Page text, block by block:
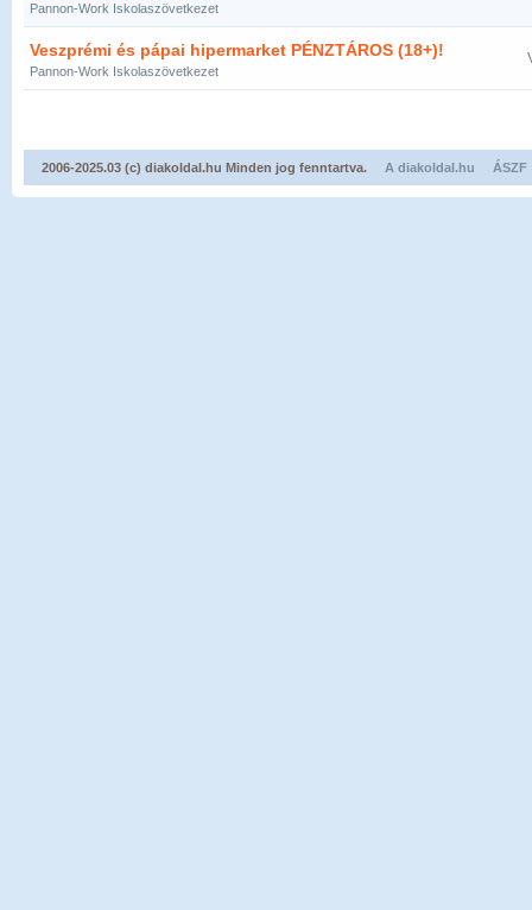
Pannon-Work Iskolaszövetkezet
Veszprémi és pápai hipermarket PÉNZTÁROS (18+)!
Pannon-Work Iskolaszövetkezet
2006-2025.03 (c) diakoldal.hu Minden jog fenntartva. A diakoldal.hu ÁSZF